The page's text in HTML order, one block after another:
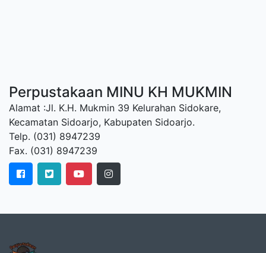
Perpustakaan MINU KH MUKMIN
Alamat :Jl. K.H. Mukmin 39 Kelurahan Sidokare,
Kecamatan Sidoarjo, Kabupaten Sidoarjo.
Telp. (031) 8947239
Fax. (031) 8947239